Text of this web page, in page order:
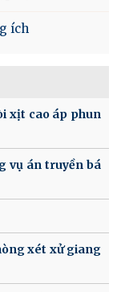
ích
xịt cao áp phun
vụ án truyền bá
xét xử giang